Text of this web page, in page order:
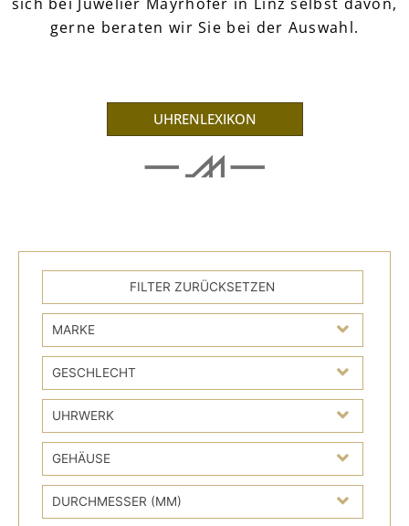
gerne beraten wir Sie bei der Auswahl.
UHRENLEXIKON
MARKE
GESCHLECHT
UHRWERK
GEHÄUSE
DURCHMESSER (MM)